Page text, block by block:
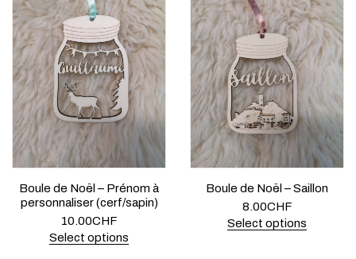
Boule de Noël – Prénom à
personnaliser (cerf/sapin)
10.00CHF
Select options
Boule de Noël – Saillon
8.00CHF
Select options